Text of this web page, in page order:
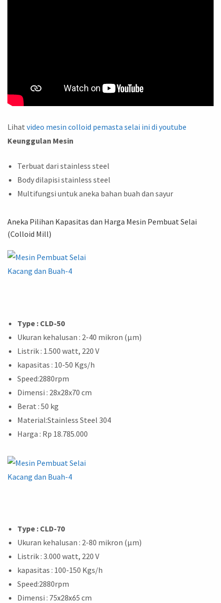
Lihat video mesin colloid pemasta selai ini di youtube
Keunggulan Mesin
Terbuat dari stainless steel
Body dilapisi stainless steel
Multifungsi untuk aneka bahan buah dan sayur
Aneka Pilihan Kapasitas dan Harga Mesin Pembuat Selai
(Colloid Mill)
Type : CLD-50
Ukuran kehalusan : 2-40 mikron (μm)
Listrik : 1.500 watt, 220 V
kapasitas : 10-50 Kgs/h
Speed:2880rpm
Dimensi : 28x28x70 cm
Berat : 50 kg
Material:Stainless Steel 304
Harga : Rp 18.785.000
Type : CLD-70
Ukuran kehalusan : 2-80 mikron (μm)
Listrik : 3.000 watt, 220 V
kapasitas : 100-150 Kgs/h
Speed:2880rpm
Dimensi : 75x28x65cm